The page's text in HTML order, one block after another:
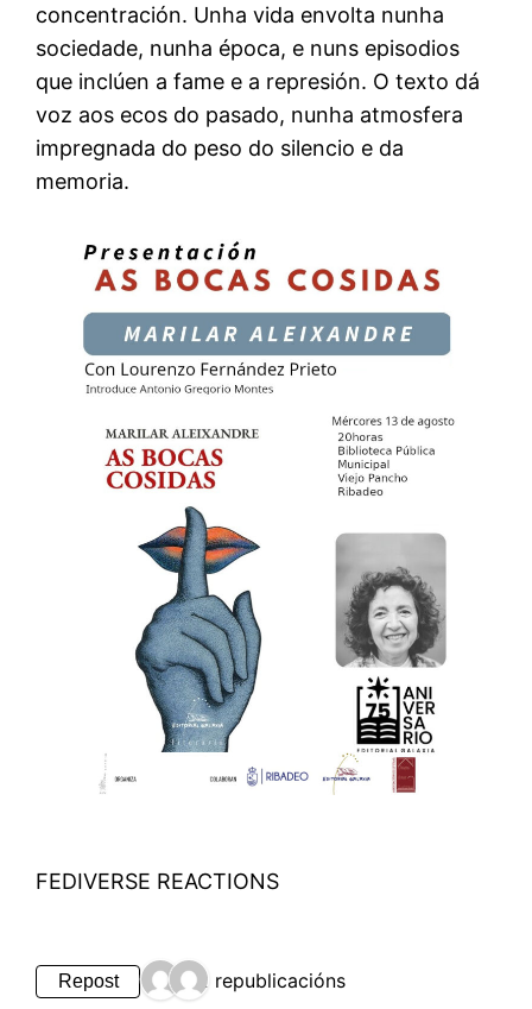
concentración. Unha vida envolta nunha
sociedade, nunha época, e nuns episodios
que inclúen a fame e a represión. O texto dá
voz aos ecos do pasado, nunha atmosfera
impregnada do peso do silencio e da
memoria.
FEDIVERSE REACTIONS
Repost 2 republicacións